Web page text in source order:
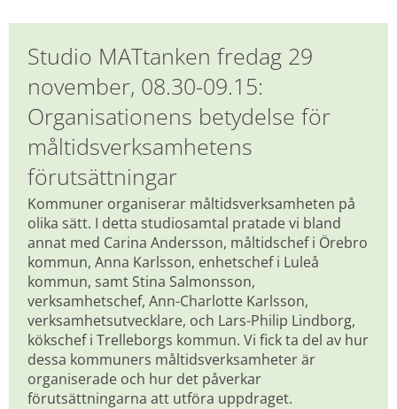
Studio MATtanken fredag 29
november, 08.30-09.15:
Organisationens betydelse för
måltidsverksamhetens
förutsättningar
Kommuner organiserar måltidsverksamheten på
olika sätt. I detta studiosamtal pratade vi bland
annat med Carina Andersson, måltidschef i Örebro
kommun, Anna Karlsson, enhetschef i Luleå
kommun, samt Stina Salmonsson,
verksamhetschef, Ann-Charlotte Karlsson,
verksamhetsutvecklare, och Lars-Philip Lindborg,
kökschef i Trelleborgs kommun. Vi fick ta del av hur
dessa kommuners måltidsverksamheter är
organiserade och hur det påverkar
förutsättningarna att utföra uppdraget.